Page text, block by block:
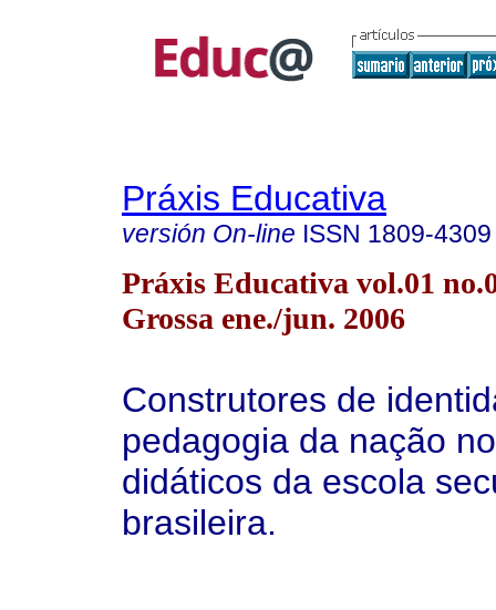
Práxis Educativa
versión On-line ISSN 1809-4309
Práxis Educativa vol.01
Grossa ene./jun. 2006
Construtores de
pedagogia da nação
didáticos da escola
brasileira.